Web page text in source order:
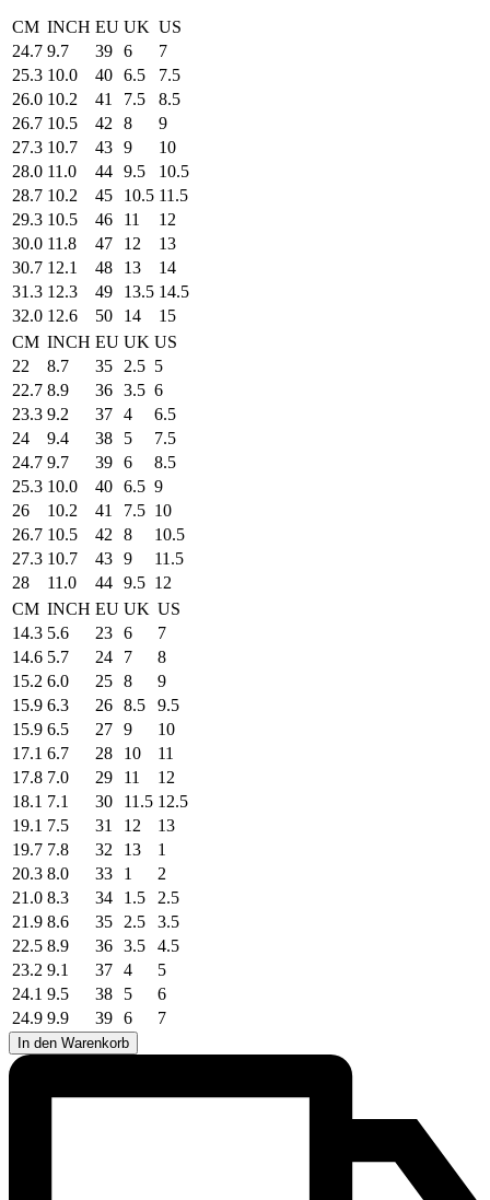
CM INCH EU UK US
24.7 9.7 39 6
7
25.3 10.0 40 6.5
7.5
26.0 10.2 41 7.5
8.5
26.7 10.5 42 8
9
27.3 10.7 43 9
10
28.0 11.0 44 9.5
10.5
28.7 10.2 45 10.5 11.5
29.3 10.5 46 11
12
30.0 11.8 47 12
13
30.7 12.1 48 13
14
31.3 12.3 49 13.5 14.5
32.0 12.6 50 14
15
CM INCH EU UK US
22
8.7 35 2.5 5
22.7 8.9 36 3.5 6
23.3 9.2 37 4
6.5
24
9.4 38 5
7.5
24.7 9.7 39 6
8.5
25.3 10.0 40 6.5 9
26
10.2 41 7.5 10
26.7 10.5 42 8
10.5
27.3 10.7 43 9
11.5
28
11.0 44 9.5 12
CM INCH EU UK US
14.3 5.6 23 6
7
14.6 5.7 24 7
8
15.2 6.0 25 8
9
15.9 6.3 26 8.5
9.5
15.9 6.5 27 9
10
17.1 6.7 28 10
11
17.8 7.0 29 11
12
18.1 7.1 30 11.5 12.5
19.1 7.5 31 12
13
19.7 7.8 32 13
1
20.3 8.0 33 1
2
21.0 8.3 34 1.5
2.5
21.9 8.6 35 2.5
3.5
22.5 8.9 36 3.5
4.5
23.2 9.1 37 4
5
24.1 9.5 38 5
6
24.9 9.9 39 6 7
In den Warenkorb